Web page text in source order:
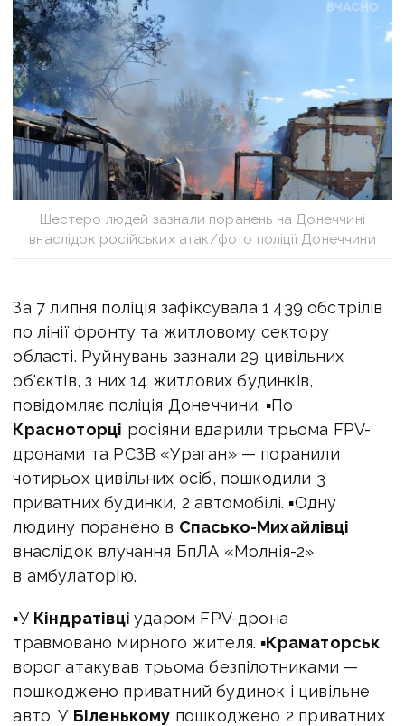
Шестеро людей зазнали поранень на Донеччині
внаслідок російських атак/фото поліції Донеччини
За 7 липня поліція зафіксувала 1 439 обстрілів
по лінії фронту та житловому сектору
області. Руйнувань зазнали 29 цивільних
об'єктів, з них 14 житлових будинків,
повідомляє поліція Донеччини. ▪По
Красноторці росіяни вдарили трьома FPV-
дронами та РСЗВ «Ураган» — поранили
чотирьох цивільних осіб, пошкодили 3
приватних будинки, 2 автомобілі. ▪Одну
людину поранено в Спасько-Михайлівці
внаслідок влучання БпЛА «Молнія-2»
в амбулаторію.
▪У Кіндратівціударом FPV-дрона
травмовано мирного жителя. ▪Краматорськ
ворог атакував трьома безпілотниками —
пошкоджено приватний будинок і цивільне
авто. У Біленькому пошкоджено 2 приватних